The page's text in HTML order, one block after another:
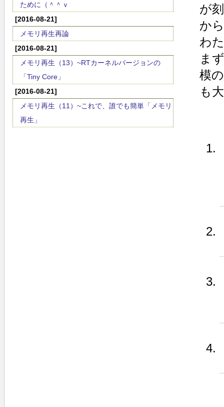
ために（＾＾ｖ
[2016-08-21]
メモリ再生再論
[2016-08-21]
メモリ再生（13）~RTカーネルバージョンの
「Tiny Core」
[2016-08-21]
メモリ再生（11）~これで、誰でも簡単「メモリ
再生」
が
か
わ
ま
模
も